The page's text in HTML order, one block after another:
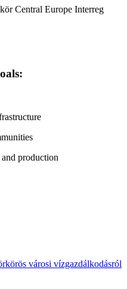
Central Europe Interreg
production
városi vízgazdálkodásról